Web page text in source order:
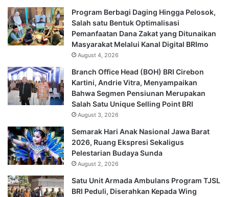
Program Berbagi Daging Hingga Pelosok,
Salah satu Bentuk Optimalisasi
Pemanfaatan Dana Zakat yang Ditunaikan
Masyarakat Melalui Kanal Digital BRImo
August 4, 2026
Branch Office Head (BOH) BRI Cirebon
Kartini, Andrie Vitra, Menyampaikan
Bahwa Segmen Pensiunan Merupakan
Salah Satu Unique Selling Point BRI
August 3, 2026
Semarak Hari Anak Nasional Jawa Barat
2026, Ruang Ekspresi Sekaligus
Pelestarian Budaya Sunda
August 2, 2026
Satu Unit Armada Ambulans Program TJSL
BRI Peduli, Diserahkan Kepada Wing